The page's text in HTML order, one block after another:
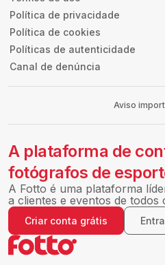
Política de privacidade
Política de cookies
Políticas de autenticidade
Canal de denúncia
Aviso
A plataforma de
fotógrafos de
A Fotto é uma plataforma
a clientes e eventos de todos
Criar conta grátis